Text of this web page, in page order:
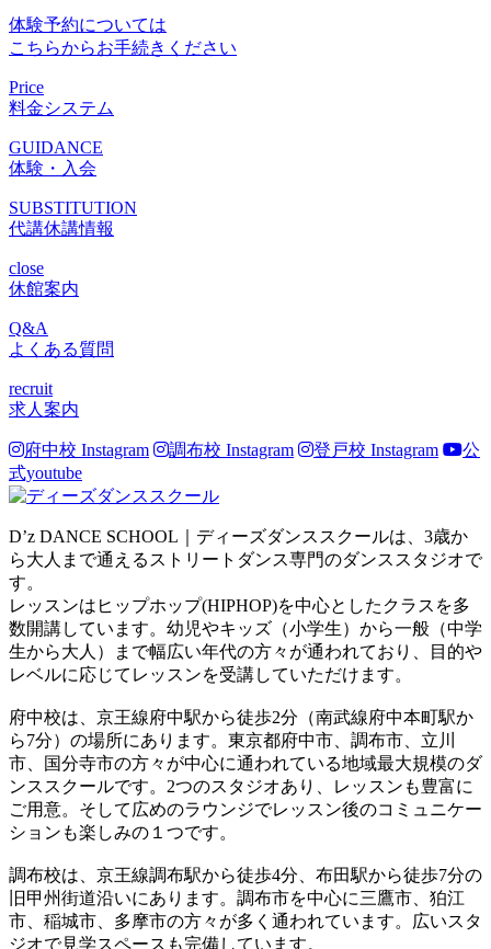
体験予約については
こちらからお手続きください
Price
料金システム
GUIDANCE
体験・入会
SUBSTITUTION
代講休講情報
close
休館案内
Q&A
よくある質問
recruit
求人案内
府中校 Instagram 調布校 Instagram 登戸校 Instagram
公
式youtube
D’z DANCE SCHOOL｜ディーズダンススクールは、3歳か
ら大人まで通えるストリートダンス専門のダンススタジオで
す。
レッスンはヒップホップ(HIPHOP)を中心としたクラスを多
数開講しています。幼児やキッズ（小学生）から一般（中学
生から大人）まで幅広い年代の方々が通われており、目的や
レベルに応じてレッスンを受講していただけます。
府中校は、京王線府中駅から徒歩2分（南武線府中本町駅か
ら7分）の場所にあります。東京都府中市、調布市、立川
市、国分寺市の方々が中心に通われている地域最大規模のダ
ンススクールです。2つのスタジオあり、レッスンも豊富に
ご用意。そして広めのラウンジでレッスン後のコミュニケー
ションも楽しみの１つです。
調布校は、京王線調布駅から徒歩4分、布田駅から徒歩7分の
旧甲州街道沿いにあります。調布市を中心に三鷹市、狛江
市、稲城市、多摩市の方々が多く通われています。広いスタ
ジオで見学スペースも完備しています。